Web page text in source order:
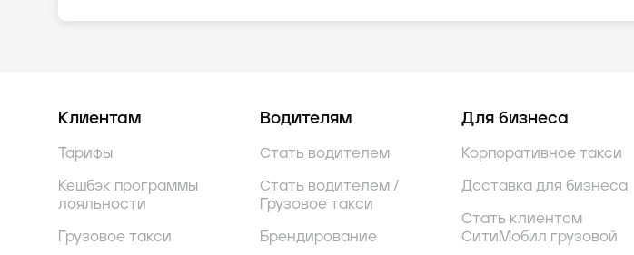
Клиентам
Тарифы
Кешбэк программы
лояльности
Грузовое такси
Водителям
Стать водителем
Стать водителем /
Грузовое такси
Брендирование
Для бизнеса
Корпоративное такси
Доставка для бизнеса
Стать клиентом
СитиМобил грузовой